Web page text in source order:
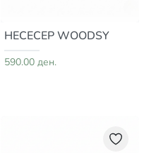
НЕСЕСЕР WOODSY
590.00 ден.